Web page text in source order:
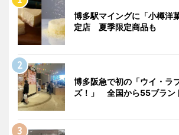
博多駅マイングに「小樽洋
定店 夏季限定商品も
博多阪急で初の「ウイ・ラ
ズ！」 全国から55ブラン